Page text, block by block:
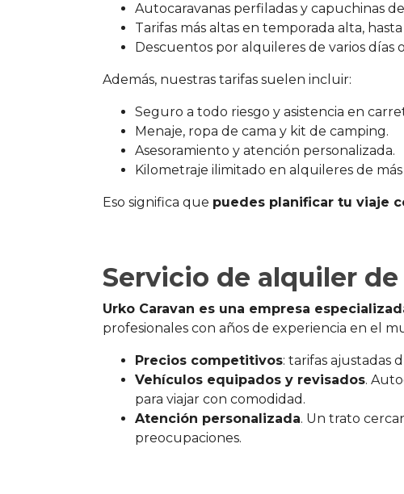
Autocaravanas perfiladas y capuchinas
Tarifas más altas en temporada alta, hasta
Descuentos por alquileres de varios días
Además, nuestras tarifas suelen incluir:
Seguro a todo riesgo y asistencia en
Menaje, ropa de cama y kit de camping.
Asesoramiento y atención personalizada.
Kilometraje ilimitado en alquileres de más
Eso significa que puedes planificar tu viaje
Servicio de alquiler
Urko Caravan es una empresa
profesionales con años de experiencia en el
Precios competitivos: tarifas ajustadas
Vehículos equipados y revisados.
para viajar con comodidad.
Atención personalizada. Un trato
preocupaciones.